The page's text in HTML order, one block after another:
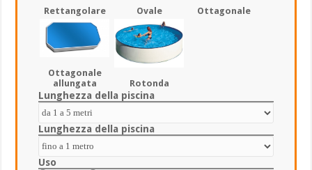
Rettangolare Ovale Ottagonale
Ottagonale
allungata
Rotonda
Lunghezza della piscina
Lunghezza della piscina
Uso